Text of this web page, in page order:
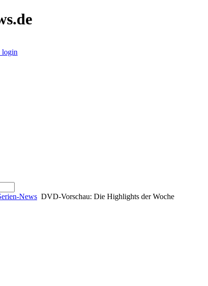
login
News DVD-Vorschau: Die Highlights der Woche